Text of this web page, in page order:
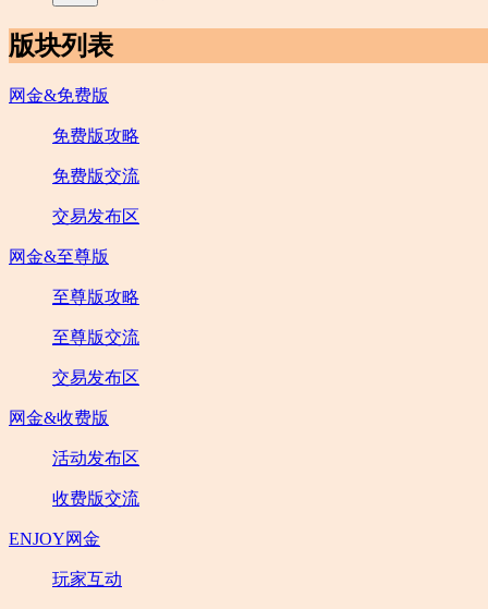
版块列表
网金&免费版
免费版攻略
免费版交流
交易发布区
网金&至尊版
至尊版攻略
至尊版交流
交易发布区
网金&收费版
活动发布区
收费版交流
ENJOY网金
玩家互动